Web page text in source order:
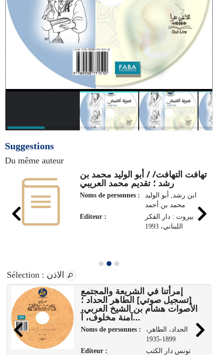
Video
Suggestions
Du même auteur
تهافت التهافت/ / أبو الوليد محمد بن
رشد ؛ تقديم محمد العريبي
Noms de personnes :
ابن رشد, أبو الوليد
محمد بن أحمد
Editeur :
بيروت : دار الفكر
اللبناني، 1993
Sélection : الاذن
إمرأتنا في الشريعة والمجتمع
[تسجيل صوتي] الطاهر الحداد ؛
الأصوات هشام بن الشيخ العربي،
آمنة مخلوف، آ...
Noms de personnes :
،الحداد، الطاهر
1899-1935
Editeur :
تونس دار الكتب